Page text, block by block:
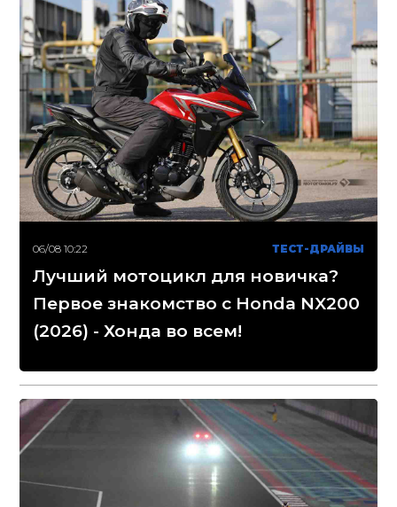
06/08 10:22 ТЕСТ-ДРАЙВЫ
Лучший мотоцикл для новичка?
Первое знакомство с Honda NX200
(2026) - Хонда во всем!